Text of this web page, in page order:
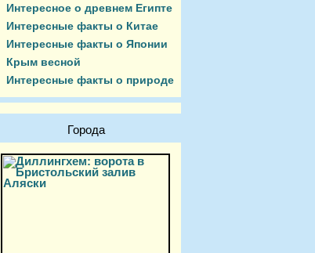
Интересное о древнем Египте
Интересные факты о Китае
Интересные факты о Японии
Крым весной
Интересные факты о природе
Города